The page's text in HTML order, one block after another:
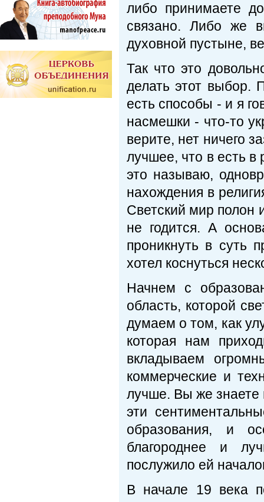
либо принимаете
связано. Либо же
духовной пустыне,
Так что это
делать этот выбор.
есть способы - и я
насмешки - что-то
верите, нет ничего
лучшее, что в есть в
это называю,
нахождения в
Светский мир полон
не годится. А
проникнуть в суть
хотел коснуться
Начнем с
область, которой
думаем о том, как
которая нам
вкладываем
коммерческие и
лучше. Вы же знаете
эти
образования, и
благороднее и
послужило ей
В начале 19 века